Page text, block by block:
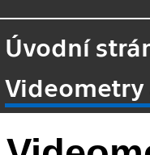
Úvodní
Videometry